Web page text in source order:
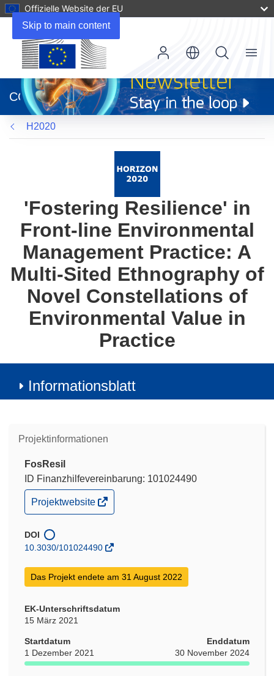
Skip to main content
Offizielle Website der EU
neuem
Fenster)
CORDIS
Menu
H2020
'Fostering Resilience' in
Front-line Environmental
Management Practice: A
Multi-Sited Ethnography of
Novel Constellations of
Environmental Value in
Practice
Informationsblatt
Projektinformationen
FosResil
ID Finanzhilfevereinbarung: 101024490
(öffnet
in
Fenster)
Projektwebsite
DOI
10.3030/101024490
Das Projekt endete am 31 August 2022
EK-Unterschriftsdatum
15 März 2021
Startdatum
1 Dezember 2021
Enddatum
30 November 2024